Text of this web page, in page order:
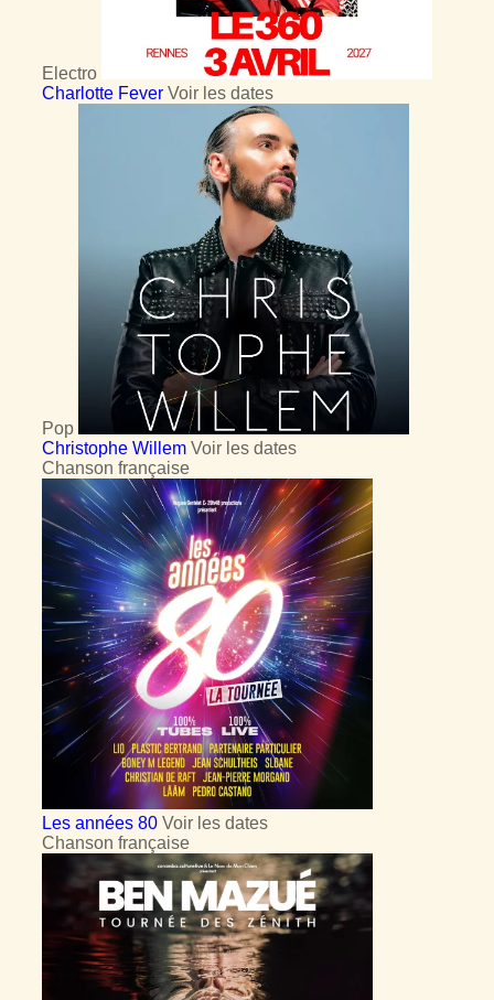
Electro
Charlotte Fever Voir les dates
Pop
Christophe Willem Voir les dates
Chanson française
Les années 80 Voir les dates
Chanson française